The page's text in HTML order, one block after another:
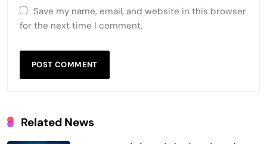
Save my name, email, and website in this browser
for the next time I comment.
Related News